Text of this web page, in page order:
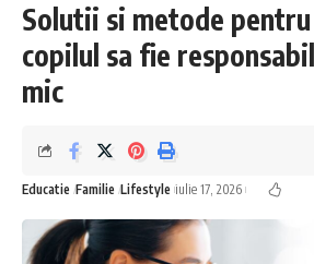
Solutii si metode
copilul sa fie
mic
Educatie Familie Lifestyle iulie 17, 2026